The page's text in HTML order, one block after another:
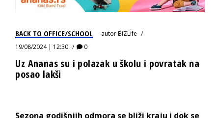
BACK TO OFFICE/SCHOOL autorBIZLife
19/08/2024 | 12:30
0
Uz Ananas su i polazak u školu i povratak na
posao lakši
Sezona godišnjih odmora se bliži kraju i dok se